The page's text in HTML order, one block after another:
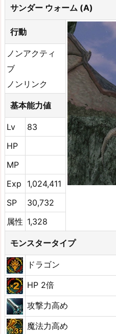
サンダー ウォーム (A)
行動
ノンアクティ
ブ
ノンリンク
基本能力値
Lv
83
HP
MP
Exp
1,024,411
SP
30,732
属性 1,328
モンスタータイプ
ドラゴン
HP 2倍
攻撃力高め
魔法力高め